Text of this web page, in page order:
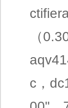
（
c，